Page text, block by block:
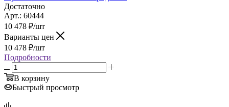
Достаточно
Арт.: 60444
10 478 ₽/шт
Варианты цен
10 478 ₽/шт
Подробности
В корзину
Быстрый просмотр